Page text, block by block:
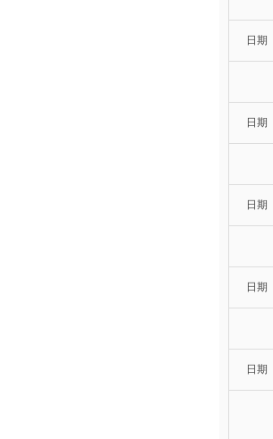
日期
日期
日期
日期
日期